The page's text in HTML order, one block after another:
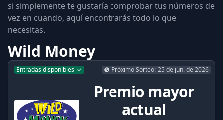
si simplemente te gustaría comprobar tus números de
vez en cuando, aquí encontrarás todo lo que
necesitas.
Wild Money
Entradas disponibles Próximo Sorteo: 25 de jun. de 2026
Premio mayor
actual